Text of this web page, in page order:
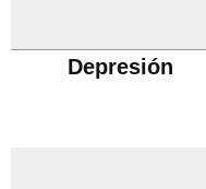
Depresión